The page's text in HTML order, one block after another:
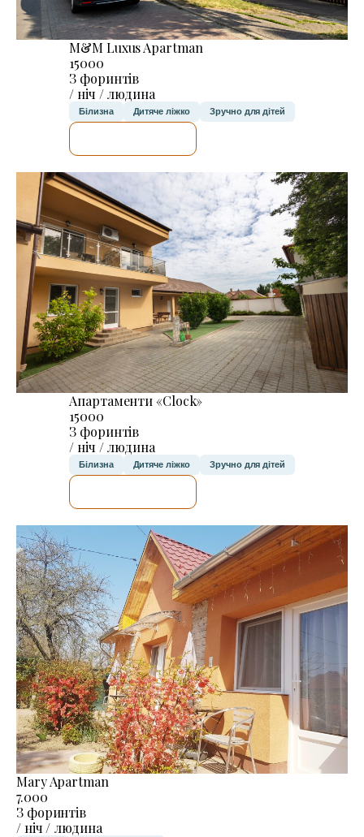
M&M Luxus Apartman
15000
З форинтів
/ ніч / людина
Білизна Дитяче ліжко Зручно для дітей
Апартаменти «Clock»
15000
З форинтів
/ ніч / людина
Білизна Дитяче ліжко Зручно для дітей
Mary Apartman
7.000
З форинтів
/ ніч / людина